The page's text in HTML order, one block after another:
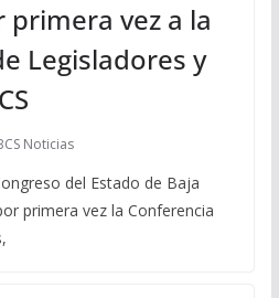
primera vez a la
Legisladores y
Noticias
del Estado de Baja
primera vez la Conferencia